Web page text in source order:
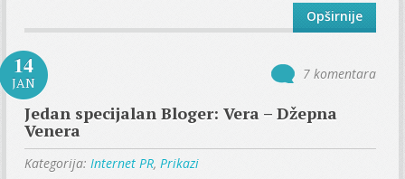
Opširnije
14
JAN
7 komentara
Jedan specijalan Bloger: Vera – Džepna
Venera
Kategorija: Internet PR,Prikazi